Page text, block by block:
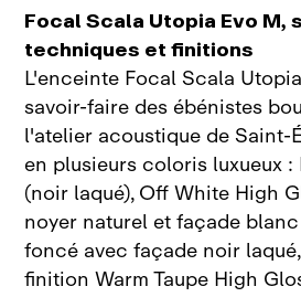
Focal Scala Utopia Evo
techniques et finitions
L'enceinte Focal Scala
savoir‑faire des ébénistes
l'atelier acoustique de
en plusieurs coloris luxueux
(noir laqué), Off White High
noyer naturel et façade
foncé avec façade noir
finition Warm Taupe High